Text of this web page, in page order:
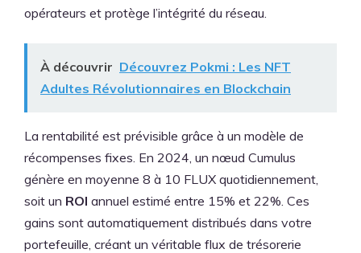
opérateurs et protège l’intégrité du réseau.
À découvrir Découvrez Pokmi : Les NFT
Adultes Révolutionnaires en Blockchain
La rentabilité est prévisible grâce à un modèle de
récompenses fixes. En 2024, un nœud Cumulus
génère en moyenne 8 à 10 FLUX quotidiennement,
soit un ROI annuel estimé entre 15% et 22%. Ces
gains sont automatiquement distribués dans votre
portefeuille, créant un véritable flux de trésorerie